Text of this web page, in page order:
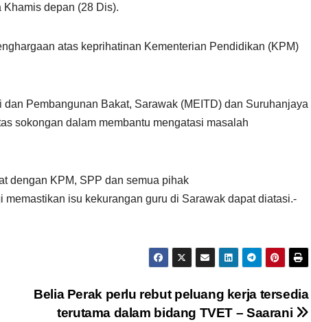
depan (28 Dis).
atas keprihatinan Kementerian Pendidikan (KPM)
Pembangunan Bakat, Sarawak (MEITD) dan Suruhanjaya
sokongan dalam membantu mengatasi masalah
dengan KPM, SPP dan semua pihak
isu kekurangan guru di Sarawak dapat diatasi.-
Belia Perak perlu rebut peluang kerja tersedia
terutama dalam bidang TVET – Saarani